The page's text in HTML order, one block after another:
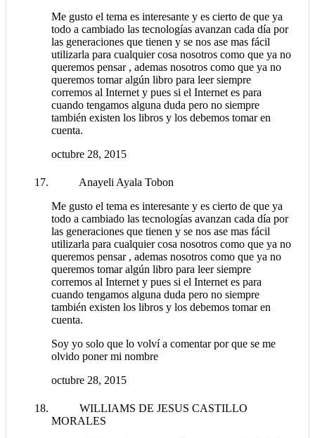
Me gusto el tema es interesante y es cierto de que ya
todo a cambiado las tecnologías avanzan cada día por
las generaciones que tienen y se nos ase mas fácil
utilizarla para cualquier cosa nosotros como que ya no
queremos pensar , ademas nosotros como que ya no
queremos tomar algún libro para leer siempre
corremos al Internet y pues si el Internet es para
cuando tengamos alguna duda pero no siempre
también existen los libros y los debemos tomar en
cuenta.
octubre 28, 2015
Anayeli Ayala Tobon
Me gusto el tema es interesante y es cierto de que ya
todo a cambiado las tecnologías avanzan cada día por
las generaciones que tienen y se nos ase mas fácil
utilizarla para cualquier cosa nosotros como que ya no
queremos pensar , ademas nosotros como que ya no
queremos tomar algún libro para leer siempre
corremos al Internet y pues si el Internet es para
cuando tengamos alguna duda pero no siempre
también existen los libros y los debemos tomar en
cuenta.
Soy yo solo que lo volví a comentar por que se me
olvido poner mi nombre
octubre 28, 2015
WILLIAMS DE JESUS CASTILLO
MORALES